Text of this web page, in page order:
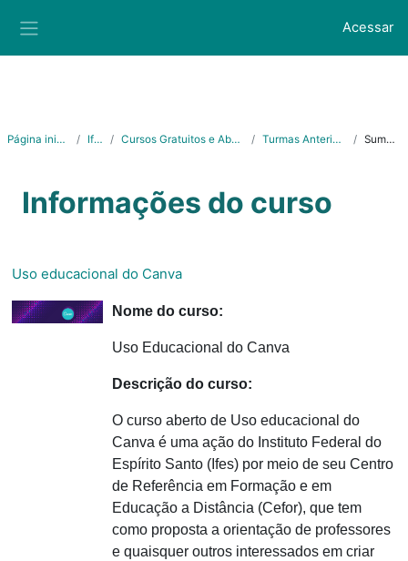
Acessar
Página inicial Ifes Cursos Gratuitos e Abertos Turmas Anteriores Sumário
Informações do curso
Uso educacional do Canva
Nome do curso:
Uso Educacional do Canva
Descrição do curso:
O curso aberto de Uso educacional do
Canva é uma ação do Instituto Federal do
Espírito Santo (Ifes) por meio de seu Centro
de Referência em Formação e em
Educação a Distância (Cefor), que tem
como proposta a orientação de professores
e quaisquer outros interessados em criar